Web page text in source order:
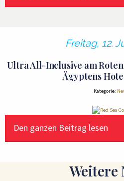
Freitag, 12.
Ultra All-Inclusive am Roten
Ägyptens
Kategorie:
Den ganzen Beitrag lesen
Weitere